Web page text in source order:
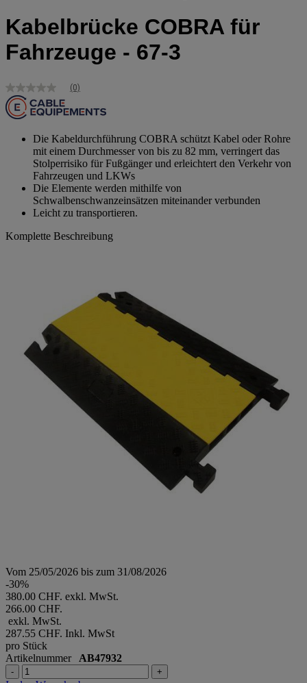
Kabelbrücke COBRA für
Fahrzeuge - 67-3
Kein
Bewertungswert
Link
gleichen
(0)
Die Kabeldurchführung COBRA schützt Kabel oder Rohre
mit einem Durchmesser von bis zu 82 mm, verringert das
Stolperrisiko für Fußgänger und erleichtert den Verkehr von
Fahrzeugen und LKWs
Die Elemente werden mithilfe von
Schwalbenschwanzeinsätzen miteinander verbunden
Leicht zu transportieren.
Komplette Beschreibung
Vom 25/05/2026 bis zum 31/08/2026
-30%
380.00 CHF. exkl. MwSt.
266.00 CHF.
exkl. MwSt.
287.55 CHF. Inkl. MwSt
pro Stück
Artikelnummer AB47932
- +